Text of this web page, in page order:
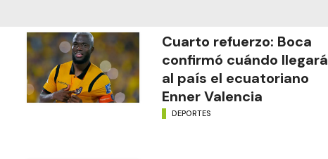
Cuarto refuerzo: Boca
confirmó cuándo llegará
al país el ecuatoriano
Enner Valencia
DEPORTES